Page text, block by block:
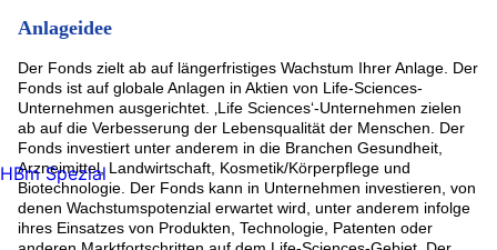
Anlageidee
Der Fonds zielt ab auf längerfristiges Wachstum Ihrer Anlage. Der
Fonds ist auf globale Anlagen in Aktien von Life-Sciences-
Unternehmen ausgerichtet. ‚Life Sciences‘-Unternehmen zielen
ab auf die Verbesserung der Lebensqualität der Menschen. Der
Fonds investiert unter anderem in die Branchen Gesundheit,
Arzneimittel, Landwirtschaft, Kosmetik/Körperpflege und
Biotechnologie. Der Fonds kann in Unternehmen investieren, von
denen Wachstumspotenzial erwartet wird, unter anderem infolge
ihres Einsatzes von Produkten, Technologie, Patenten oder
HBm Spezial